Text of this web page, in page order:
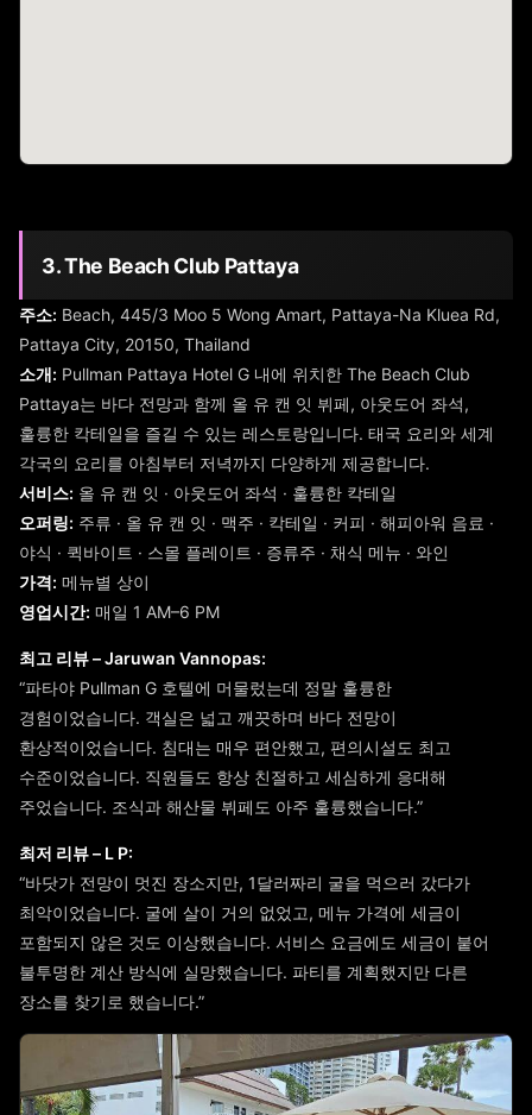
3. The Beach Club Pattaya
주소: Beach, 445/3 Moo 5 Wong Amart, Pattaya-Na Kluea Rd,
Pattaya City, 20150, Thailand
소개: Pullman Pattaya Hotel G 내에 위치한 The Beach Club
Pattaya는 바다 전망과 함께 올 유 캔 잇 뷔페, 아웃도어 좌석,
훌륭한 칵테일을 즐길 수 있는 레스토랑입니다. 태국 요리와 세계
각국의 요리를 아침부터 저녁까지 다양하게 제공합니다.
서비스: 올 유 캔 잇 · 아웃도어 좌석 · 훌륭한 칵테일
오퍼링: 주류 · 올 유 캔 잇 · 맥주 · 칵테일 · 커피 · 해피아워 음료 ·
야식 · 퀵바이트 · 스몰 플레이트 · 증류주 · 채식 메뉴 · 와인
가격: 메뉴별 상이
영업시간: 매일 1 AM–6 PM
최고 리뷰 – Jaruwan Vannopas:
“파타야 Pullman G 호텔에 머물렀는데 정말 훌륭한
경험이었습니다. 객실은 넓고 깨끗하며 바다 전망이
환상적이었습니다. 침대는 매우 편안했고, 편의시설도 최고
수준이었습니다. 직원들도 항상 친절하고 세심하게 응대해
주었습니다. 조식과 해산물 뷔페도 아주 훌륭했습니다.”
최저 리뷰 – L P:
“바닷가 전망이 멋진 장소지만, 1달러짜리 굴을 먹으러 갔다가
최악이었습니다. 굴에 살이 거의 없었고, 메뉴 가격에 세금이
포함되지 않은 것도 이상했습니다. 서비스 요금에도 세금이 붙어
불투명한 계산 방식에 실망했습니다. 파티를 계획했지만 다른
장소를 찾기로 했습니다.”